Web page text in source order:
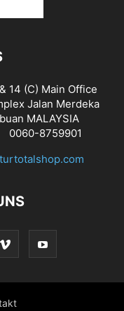
14 (C) Main Office
Jalan Merdeka
MALAYSIA
0060-8759901